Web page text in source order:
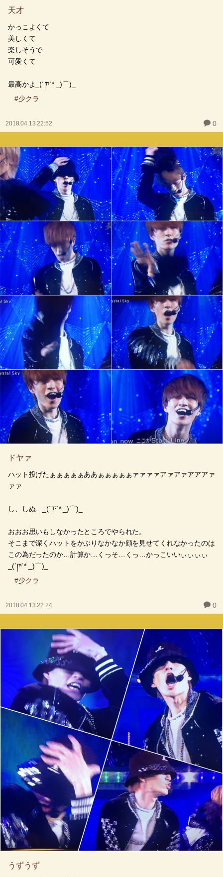
天才
かっこよくて
美しくて
楽しそうで
可愛くて
最高かよ_(´ཫ`* _)⌒)_
#少クラ
2018.04.13 22:52 0
ドヤァ
ハット投げたぁぁぁぁぁああぁぁぁぁぁァァァァアァアァアアアァ
ァァ
し、しぬ…_(´ཫ`* _)⌒)_
おおお思いもしなかったところでやられた。
そこまで深くハットをかぶりなかなか顔を見せてくれなかったのは
この為だったのか…計算か…くっそ…くっ…かっこいいぃぃぃぃ
_(´ཫ`* _)⌒)_
#少クラ
2018.04.13 22:24 0
うずうず